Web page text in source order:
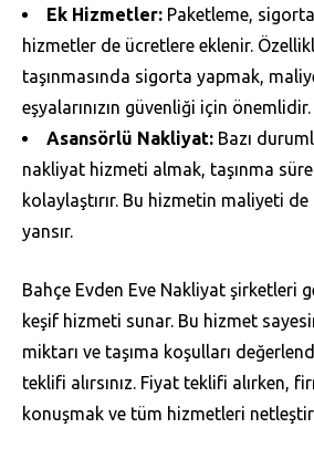
Ek Hizmetler: Paketleme,
hizmetler de ücretlere eklenir.
taşınmasında sigorta yapmak,
eşyalarınızın güvenliği için önemlidir.
Asansörlü Nakliyat: Bazı
nakliyat hizmeti almak, taşınma
kolaylaştırır. Bu hizmetin maliyeti
yansır.
Bahçe Evden Eve Nakliyat şirketleri
keşif hizmeti sunar. Bu hizmet
miktarı ve taşıma koşulları
teklifi alırsınız. Fiyat teklifi alırken,
konuşmak ve tüm hizmetleri